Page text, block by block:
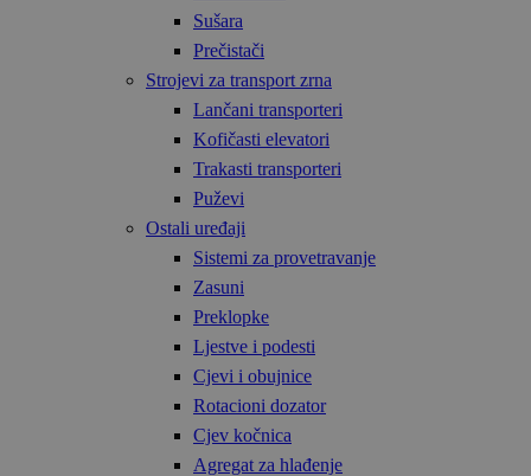
Sušara
Prečistači
Strojevi za transport zrna
Lančani transporteri
Kofičasti elevatori
Trakasti transporteri
Puževi
Ostali uređaji
Sistemi za provetravanje
Zasuni
Preklopke
Ljestve i podesti
Cjevi i obujnice
Rotacioni dozator
Cjev kočnica
Agregat za hlađenje